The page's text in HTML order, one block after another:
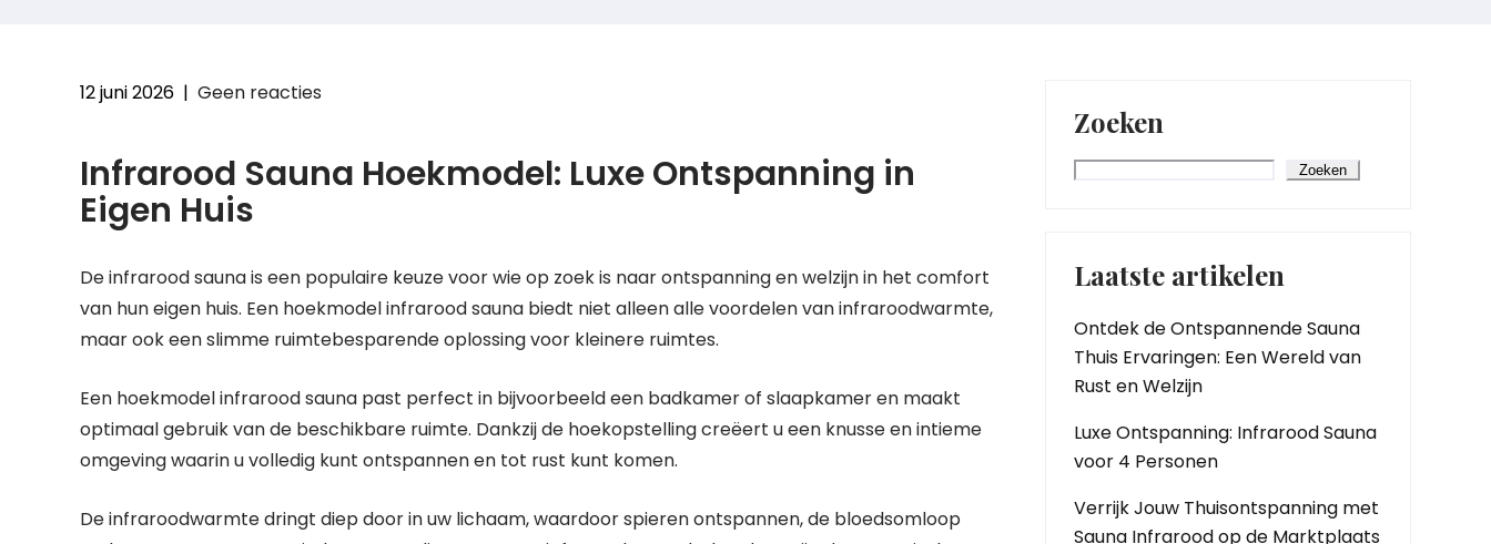
12 juni 2026 | Geen reacties
Infrarood Sauna Hoekmodel: Luxe Ontspanning in
Eigen Huis
De infrarood sauna is een populaire keuze voor wie op zoek is naar ontspanning en welzijn in het comfort
van hun eigen huis. Een hoekmodel infrarood sauna biedt niet alleen alle voordelen van infraroodwarmte,
maar ook een slimme ruimtebesparende oplossing voor kleinere ruimtes.
Een hoekmodel infrarood sauna past perfect in bijvoorbeeld een badkamer of slaapkamer en maakt
optimaal gebruik van de beschikbare ruimte. Dankzij de hoekopstelling creëert u een knusse en intieme
omgeving waarin u volledig kunt ontspannen en tot rust kunt komen.
De infraroodwarmte dringt diep door in uw lichaam, waardoor spieren ontspannen, de bloedsomloop
Zoeken
Zoeken
Laatste artikelen
Ontdek de Ontspannende Sauna
Thuis Ervaringen: Een Wereld van
Rust en Welzijn
Luxe Ontspanning: Infrarood Sauna
voor 4 Personen
Verrijk Jouw Thuisontspanning met
Sauna Infrarood op de Marktplaats